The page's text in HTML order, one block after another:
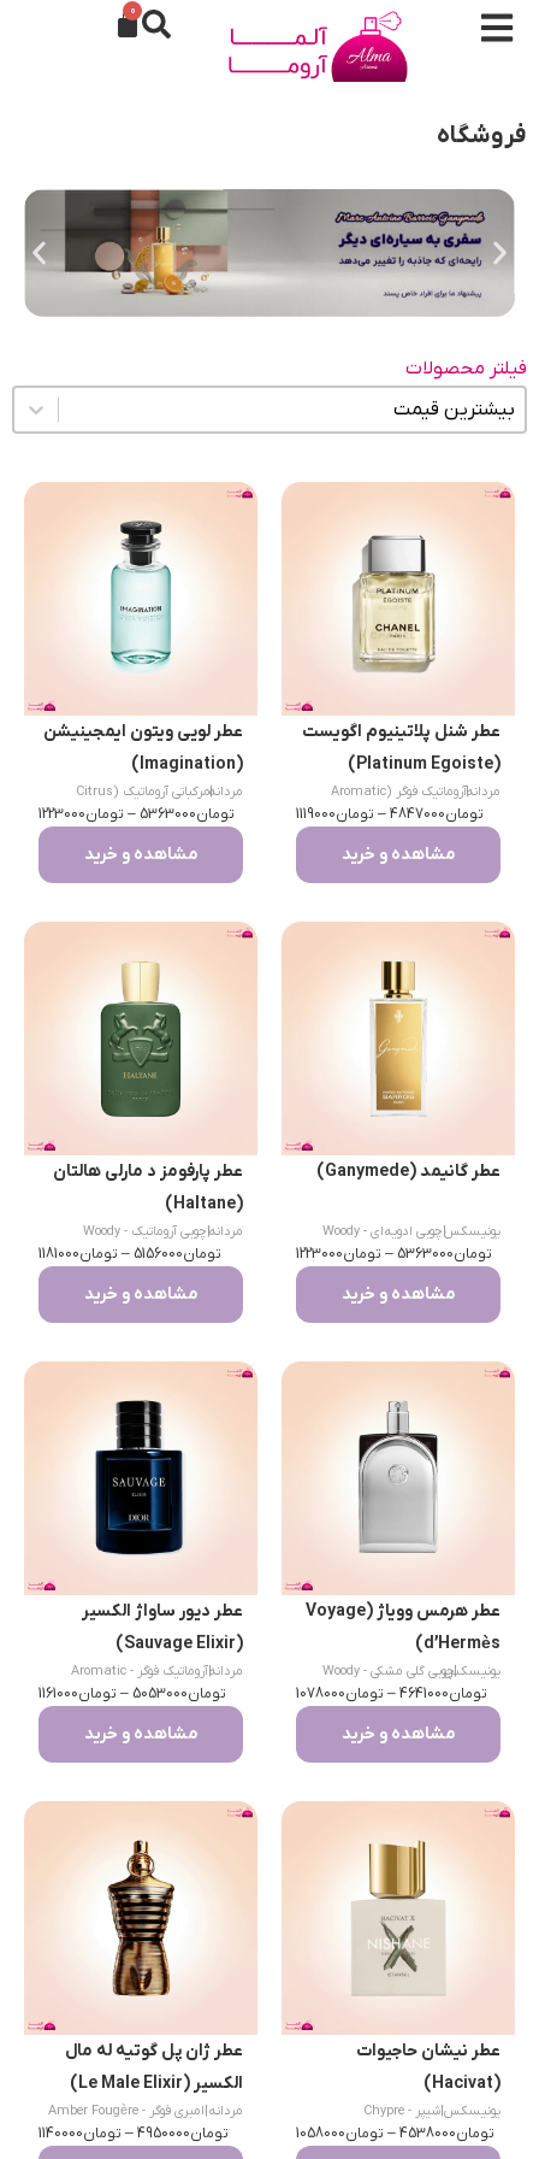
0
فروشگاه
فیلتر محصولات
مرتب سازی محتوا
عطر شنل پلاتینیوم اگویست
(Platinum Egoiste)
مردانه
|
آروماتیک فوگر (Aromatic
Fougère)تومان4847000
– تومان1119000
مشاهده و خرید
عطر لویی ویتون ایمجینیشن
(Imagination)
مردانه
|
مرکباتی آروماتیک (Citrus
Aromatic)تومان5363000
– تومان1223000
مشاهده و خرید
عطر گانیمد (Ganymede)
یونیسکس
|
چوبی ادویه‌ای - Woody
Spicy
تومان5363000
– تومان1223000
مشاهده و خرید
عطر پارفومز د مارلی هالتان
(Haltane)
مردانه
|
چوبی آروماتیک - Woody
Aromatic
تومان5156000
– تومان1181000
مشاهده و خرید
عطر هرمس وویاژ (Voyage
d’Hermès)
یونیسکس
|
چوبی گلی مشکی - Woody
Floral Muskتومان4641000
– تومان1078000
مشاهده و خرید
عطر دیور ساواژ الکسیر
(Sauvage Elixir)
مردانه|
آروماتیک فوگر - Aromatic
Fougèreتومان5053000
– تومان1161000
مشاهده و خرید
عطر نیشان حاجیوات
(Hacivat)
یونیسکس شیپر - Chypre
تومان4538000
– تومان1058000
عطر ژان پل گوتیه له مال
الکسیر (Le Male Elixir)
مردانه امبری فوگر - Amber Fougère
تومان4950000
– تومان1140000